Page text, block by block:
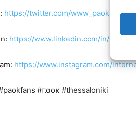
https://twitter.com/www_paok_gr
https://www.linkedin.com/in/
https://www.instagram.com/
#παοκ #thessaloniki